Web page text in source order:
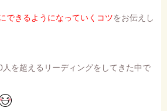
できるようになっていくコツをお伝えし
を超えるリーディングをしてきた中で